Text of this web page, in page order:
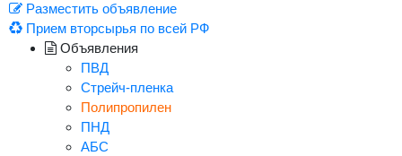
Разместить объявление
Прием вторсырья по всей РФ
Объявления
ПВД
Стрейч-пленка
Полипропилен
ПНД
АБС